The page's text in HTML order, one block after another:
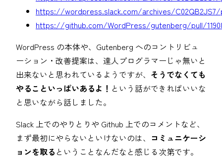
https://wordpress.slack.com/archives/C02QB2JS7/
https://github.com/WordPress/gutenberg/pull/
WordPress の本体や、Gutenberg へのコントリビュ
ーション・改善提案は、達人プログラマーじゃ無いと
出来ないと思われているようですが、 そうでなくても
やることいっぱいあるよ！ という話ができればいいな
と思いながら話しました。
Slack 上でのやりとりや Github 上でのコメントなど、
まず最初にやらないといけないのは、 コミュニケーシ
ョンを取る ということなんだなと感じる次第です。